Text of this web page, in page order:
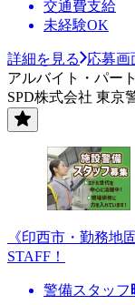
交通費支給
未経験OK
詳細を見る
応募画
アルバイト・パート
SPD株式会社 東京
《印西市・勤務
STAFF！
警備スタッフ